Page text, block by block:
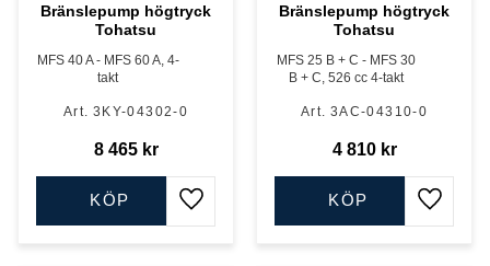
Bränslepump högtryck
Tohatsu
MFS 40 A - MFS 60 A, 4-
takt
3KY-04302-0
8 465kr
Lägg till i favoriter
KÖP
Bränslepump högtryck
Tohatsu
MFS 25 B + C - MFS 30
B + C, 526 cc 4-takt
3AC-04310-0
4 810kr
Lägg
KÖP